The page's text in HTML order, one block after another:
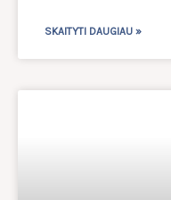
SKAITYTI DAUGIAU »